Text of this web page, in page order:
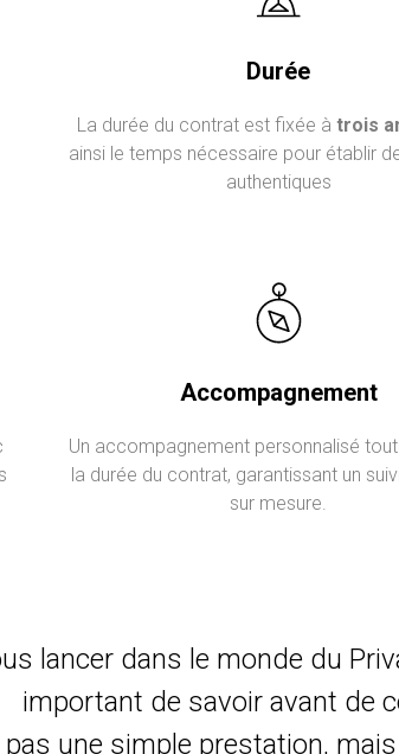
Durée
La durée du contrat est fixée à trois
ainsi le temps nécessaire pour établir
authentiques
Accompagnement
Un accompagnement personnalisé
la durée du contrat, garantissant un
sur mesure.
lancer dans le monde du
important de savoir avant de
pas une simple prestation,